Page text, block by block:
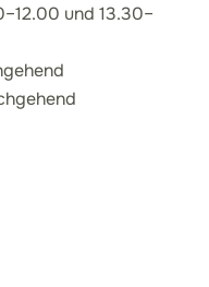
und 13.30–